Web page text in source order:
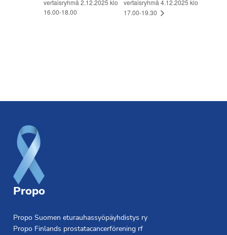
vertaisryhmä 2.12.2025 klo
16.00-18.00
vertaisryhmä 4.12.2025 klo
17.00-19.30
Propo
Propo Suomen eturauhassyöpäyhdistys ry
Propo Finlands prostatacancerförening rf